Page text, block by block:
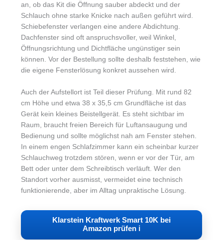
an, ob das Kit die Öffnung sauber abdeckt und der
Schlauch ohne starke Knicke nach außen geführt wird.
Schiebefenster verlangen eine andere Abdichtung.
Dachfenster sind oft anspruchsvoller, weil Winkel,
Öffnungsrichtung und Dichtfläche ungünstiger sein
können. Vor der Bestellung sollte deshalb feststehen, wie
die eigene Fensterlösung konkret aussehen wird.
Auch der Aufstellort ist Teil dieser Prüfung. Mit rund 82
cm Höhe und etwa 38 x 35,5 cm Grundfläche ist das
Gerät kein kleines Beistellgerät. Es steht sichtbar im
Raum, braucht freien Bereich für Luftansaugung und
Bedienung und sollte möglichst nah am Fenster stehen.
In einem engen Schlafzimmer kann ein scheinbar kurzer
Schlauchweg trotzdem stören, wenn er vor der Tür, am
Bett oder unter dem Schreibtisch verläuft. Wer den
Standort vorher ausmisst, vermeidet eine technisch
funktionierende, aber im Alltag unpraktische Lösung.
Klarstein Kraftwerk Smart 10K bei
Amazon prüfen ℹ︎